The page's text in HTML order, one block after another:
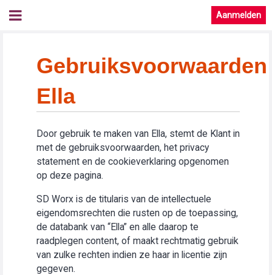
Aanmelden
Gebruiksvoorwaarden
Ella
Door gebruik te maken van Ella, stemt de Klant in
met de gebruiksvoorwaarden, het privacy
statement en de cookieverklaring opgenomen
op deze pagina.
SD Worx is de titularis van de intellectuele
eigendomsrechten die rusten op de toepassing,
de databank van “Ella” en alle daarop te
raadplegen content, of maakt rechtmatig gebruik
van zulke rechten indien ze haar in licentie zijn
gegeven.